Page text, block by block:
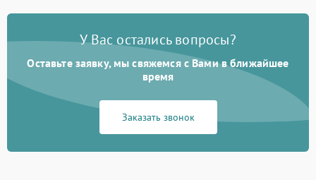
У Вас остались вопросы?
Оставьте заявку, мы свяжемся с Вами в ближайшее
время
Заказать звонок